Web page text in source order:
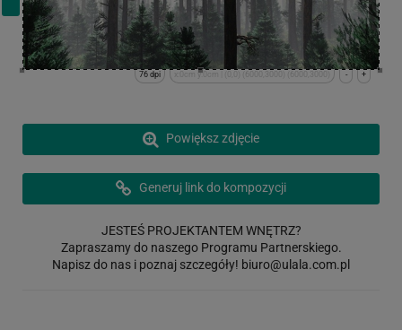
+
-
x:0cm y:0cm | (0,0) (6000,3000) (6000,3000)
76 dpi
Powiększ zdjęcie
Generuj link do kompozycji
JESTEŚ PROJEKTANTEM WNĘTRZ?
Zapraszamy do naszego Programu Partnerskiego.
Napisz do nas i poznaj szczegóły! biuro@ulala.com.pl